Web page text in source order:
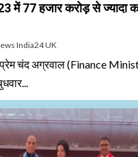
में 77 हजार करोड़ से ज्यादा
India24 UK
प्रेम चंद अग्रवाल (Finance